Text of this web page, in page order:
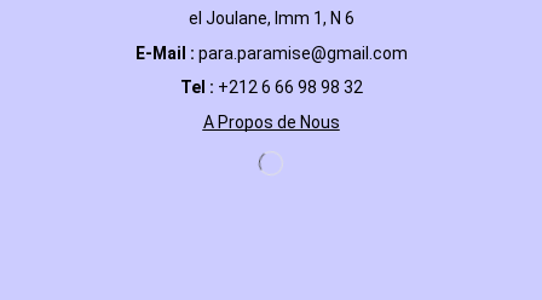
el Joulane, Imm 1, N 6
E-Mail : para.paramise@gmail.com
Tel : +212 6 66 98 98 32
A Propos de Nous